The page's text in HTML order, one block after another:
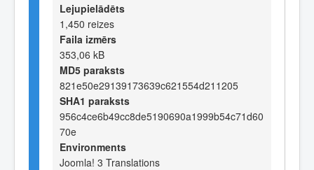
Lejupielādēts
1,450 reizes
Faila izmērs
353,06 kB
MD5 paraksts
821e50e29139173639c621554d211205
SHA1 paraksts
956c4ce6b49cc8de5190690a1999b54c71d60
70e
Environments
Joomla! 3 Translations